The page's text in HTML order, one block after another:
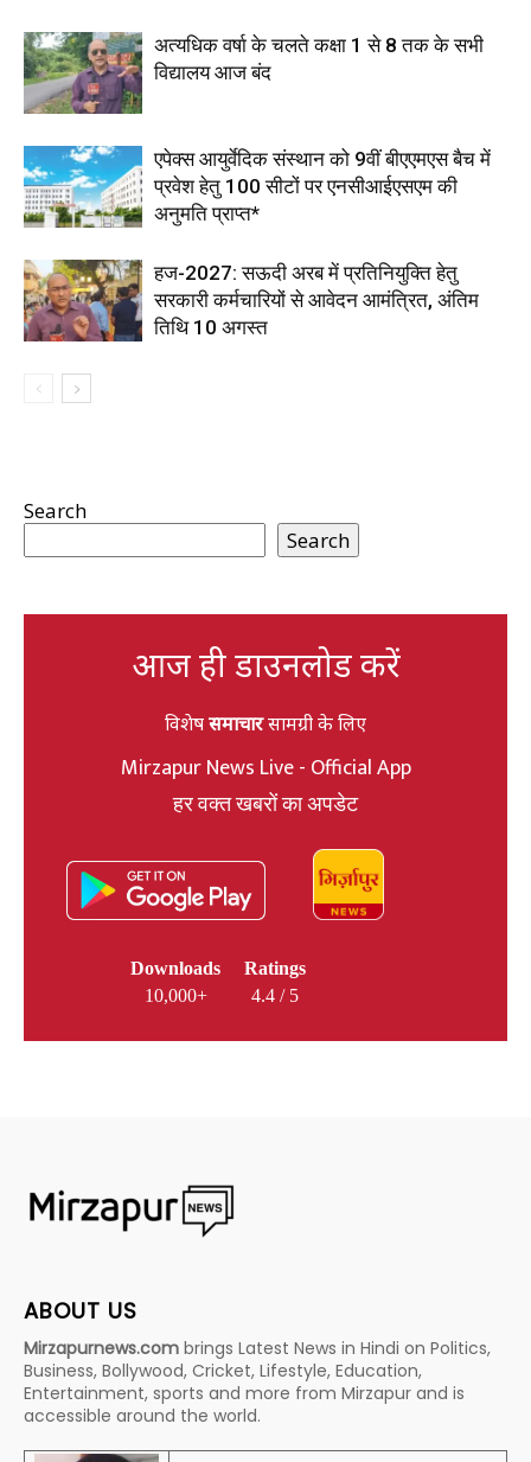
अत्यधिक वर्षा के चलते कक्षा 1 से 8 तक के सभी
विद्यालय आज बंद
एपेक्स आयुर्वेदिक संस्थान को 9वीं बीएएमएस बैच में
प्रवेश हेतु 100 सीटों पर एनसीआईएसएम की
अनुमति प्राप्त*
हज-2027: सऊदी अरब में प्रतिनियुक्ति हेतु
सरकारी कर्मचारियों से आवेदन आमंत्रित, अंतिम
तिथि 10 अगस्त
Search
Search
आज ही डाउनलोड करें
विशेषसमाचारसामग्री के लिए
Mirzapur News Live - Official App
हर वक्त खबरों का अपडेट
Downloads
10,000+
Ratings
4.4 / 5
ABOUT US
Mirzapurnews.com brings Latest News in Hindi on Politics,
Business, Bollywood, Cricket, Lifestyle, Education,
Entertainment, sports and more from Mirzapur and is
accessible around the world.